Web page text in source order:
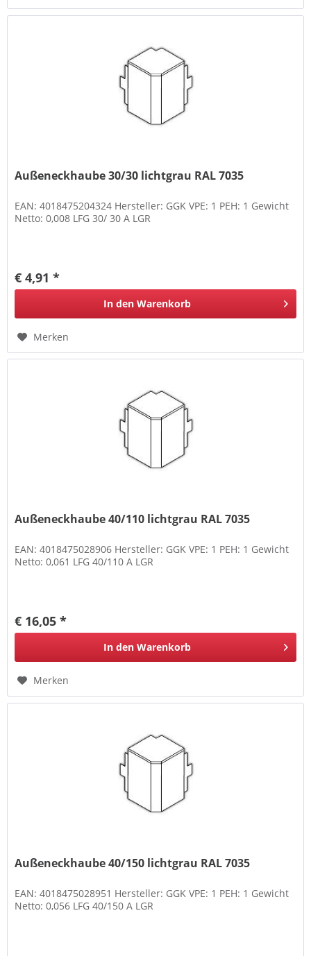
Außeneckhaube 30/30 lichtgrau RAL 7035
EAN: 4018475204324 Hersteller: GGK VPE: 1 PEH: 1 Gewicht
Netto: 0,008 LFG 30/ 30 A LGR
€ 4,91 *
In den Warenkorb
Merken
Außeneckhaube 40/110 lichtgrau RAL 7035
EAN: 4018475028906 Hersteller: GGK VPE: 1 PEH: 1 Gewicht
Netto: 0,061 LFG 40/110 A LGR
€ 16,05 *
In den Warenkorb
Merken
Außeneckhaube 40/150 lichtgrau RAL 7035
EAN: 4018475028951 Hersteller: GGK VPE: 1 PEH: 1 Gewicht
Netto: 0,056 LFG 40/150 A LGR